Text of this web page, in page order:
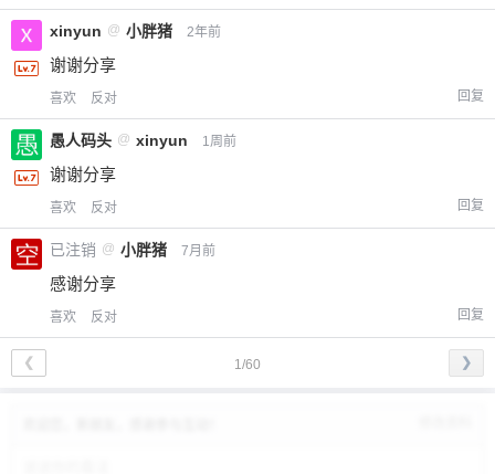
xinyun @ 小胖猪 2年前
谢谢分享
喜欢 反对 回复
愚人码头 @ xinyun 1周前
谢谢分享
喜欢 反对 回复
已注销 @ 小胖猪 7月前
感谢分享
喜欢 反对 回复
1/60
❮ ❯